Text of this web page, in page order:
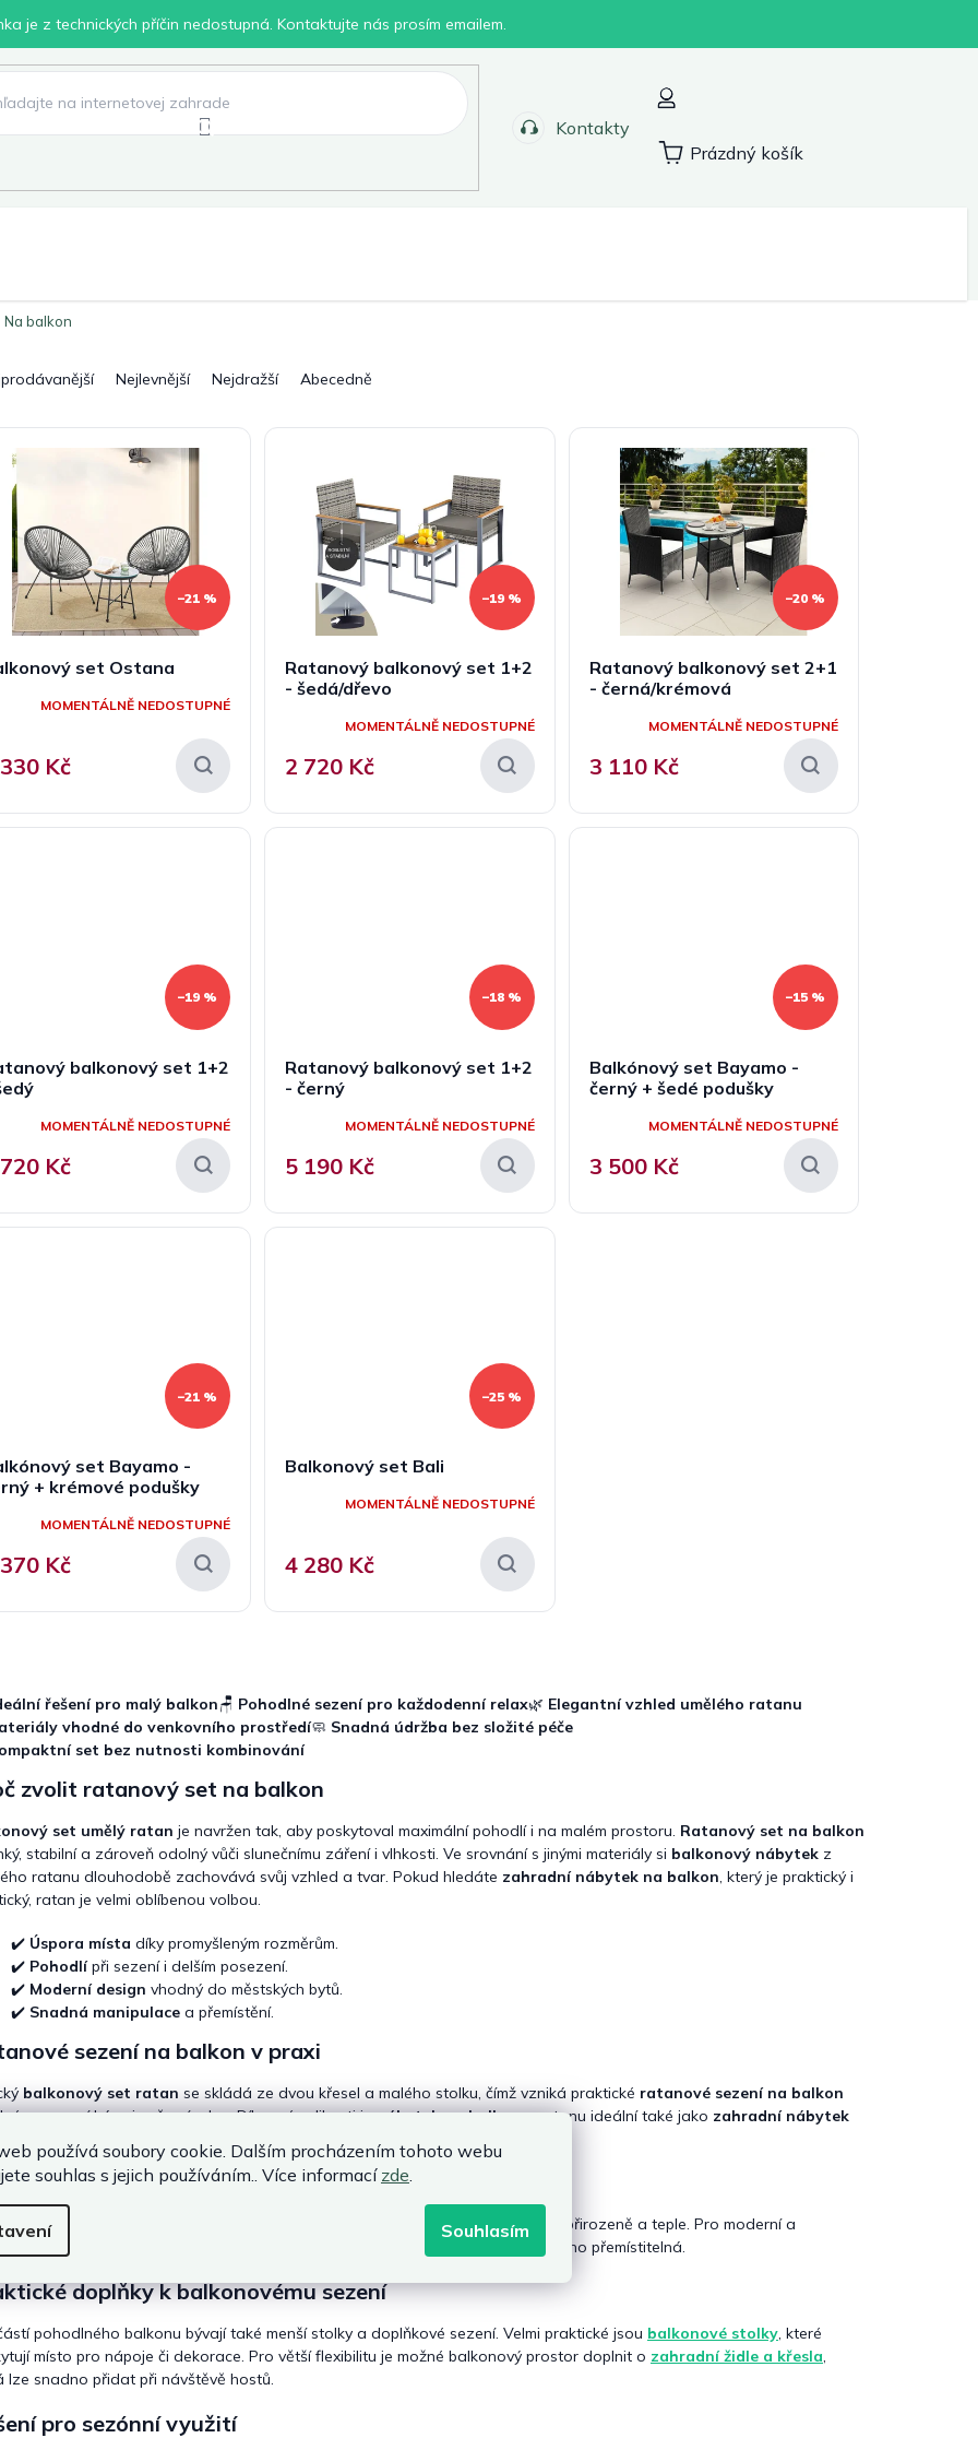
používá soubory cookie. Dalším procházením tohoto webu
souhlas s jejich používáním.. Více informací zde.
Souhlasím
je z technických příčin nedostupná. Kontaktujte nás prosím emailem.
Kontakty
Nákupní
Prázdný košík
Na balkon
Nejlevnější Nejdražší Abecedně
–21 %
set Ostana
MOMENTÁLNĚ NEDOSTUPNÉ
Kč
–19 %
Ratanový balkonový set 1+2
- šedá/dřevo
MOMENTÁLNĚ NEDOSTUPNÉ
2 720 Kč
–20 %
Ratanový balkonový set 2+1
- černá/krémová
MOMENTÁLNĚ NEDOSTUPNÉ
3 110 Kč
–19 %
balkonový set 1+2
MOMENTÁLNĚ NEDOSTUPNÉ
Kč
–18 %
Ratanový balkonový set 1+2
- černý
MOMENTÁLNĚ NEDOSTUPNÉ
5 190 Kč
–15 %
Balkónový set Bayamo -
černý + šedé podušky
MOMENTÁLNĚ NEDOSTUPNÉ
3 500 Kč
–21 %
set Bayamo -
+ krémové podušky
MOMENTÁLNĚ NEDOSTUPNÉ
Kč
–25 %
Balkonový set Bali
MOMENTÁLNĚ NEDOSTUPNÉ
4 280 Kč
l
á
d
r
v
k
řešení pro malý balkon🪑 Pohodlné sezení pro každodenní relax🌿 Elegantní vzhled umělého ratanu
vhodné do venkovního prostředí🧼 Snadná údržba bez složité péče
set bez nutnosti kombinování
zvolit ratanový set na balkon
set umělý ratan je navržen tak, aby poskytoval maximální pohodlí i na malém prostoru. Ratanový set na balkon
stabilní a zároveň odolný vůči slunečnímu záření i vlhkosti. Ve srovnání s jinými materiály si balkonový nábytek z
ratanu dlouhodobě zachovává svůj vzhled a tvar. Pokud hledáte zahradní nábytek na balkon, který je praktický i
ratan je velmi oblíbenou volbou.
✔️ Úspora místa díky promyšleným rozměrům.
✔️ Pohodlípři sezení i delším posezení.
✔️ Moderní design vhodný do městských bytů.
✔️ Snadná manipulace a přemístění.
sezení na balkon v praxi
balkonový set ratan se skládá ze dvou křesel a malého stolku, čímž vzniká praktické ratanové sezení na balkon
pro ranní kávu i večerní relax. Díky své velikosti jenábytek na balkonz ratanu ideální také jako zahradní nábytek
k ratanovému balkonovému sezení
preferujete jiný styl, můžete zvážit také dřevěný set na balkon, který působí přirozeně a teple. Pro moderní a
, která je lehká a snadno přemístitelná.
doplňky k balkonovému sezení
pohodlného balkonu bývají také menší stolky a doplňkové sezení. Velmi praktické jsou balkonové stolky, které
místo pro nápoje či dekorace. Pro větší flexibilitu je možné balkonový prostor doplnit o zahradní židle a křesla,
lze snadno přidat při návštěvě hostů.
pro sezónní využití